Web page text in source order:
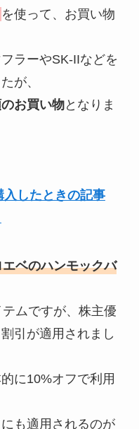
を使って、お買い物
ラーやSK-IIなどを
が、
お買い物となりま
したときの記事
エベのハンモックバ
ムですが、株主優
引が適用されまし
に10%オフで利用
も適用されるのが